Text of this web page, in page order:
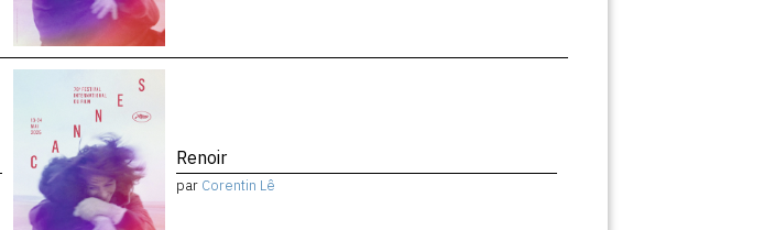
Renoir
par Corentin Lê